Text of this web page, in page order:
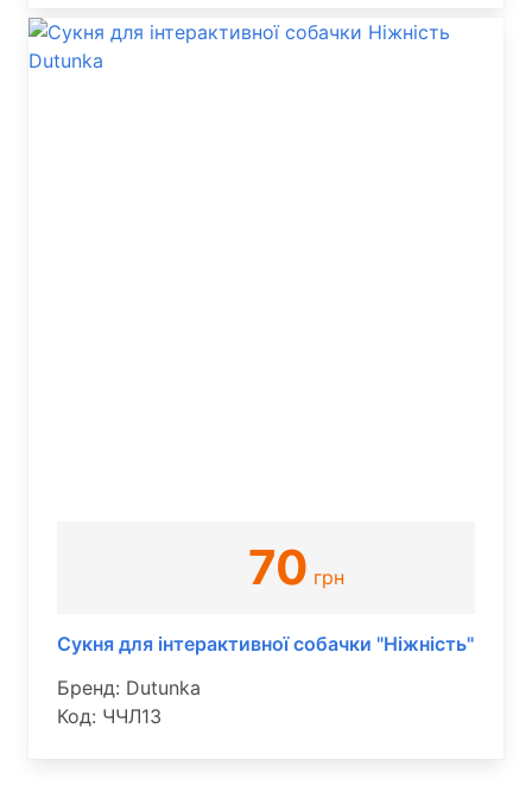
70 грн
Сукня для інтерактивної собачки "Ніжність"
Бренд: Dutunka
Код: ЧЧЛ13